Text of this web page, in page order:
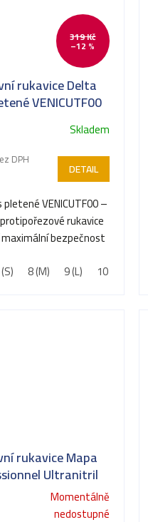
319 Kč
–12 %
rukavice Delta
VENICUTF00
Skladem
DPH
DETAIL
VENICUTF00 –
rukavice
bezpečnost
8 (M) 9 (L) 10 (XL)
rukavice Mapa
Ultranitril
rukavice z
s rýhovaným
Momentálně
nedostupné